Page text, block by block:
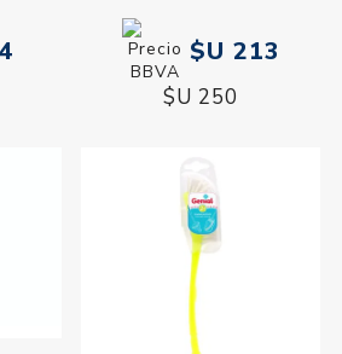
$U 213
$U 250